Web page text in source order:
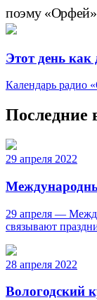
поэму
Этот день как
Календарь радио
Последние
29 апреля 2022
29 апреля —
связывают
28 апреля 2022
Вологодский